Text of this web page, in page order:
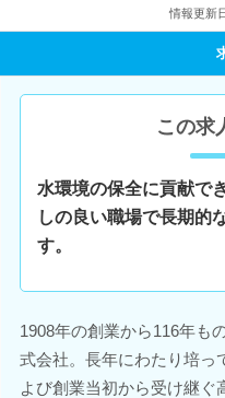
情報更新
この求
水環境の保全に貢献で
しの良い職場で長期的
す。
1908年の創業から116年も
式会社。長年にわたり培っ
よび創業当初から受け継ぐ